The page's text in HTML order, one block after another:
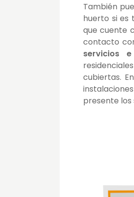
También
huerto si es
que cuente
contacto
servicios
cubiertas.
presente los